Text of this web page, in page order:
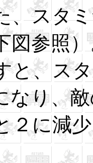
、スタ
図参照
と、ス
なり、
２に減